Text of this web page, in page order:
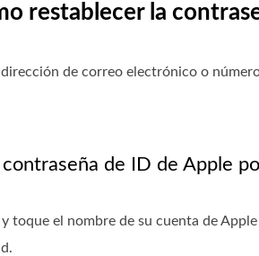
restablecer la
dirección de correo electrónico o
contraseña de ID de Apple
toque el nombre de su cuenta de